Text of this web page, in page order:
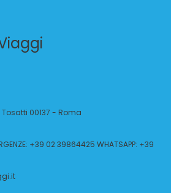
00137 - Roma
+39 02 39864425 WHATSAPP: +39